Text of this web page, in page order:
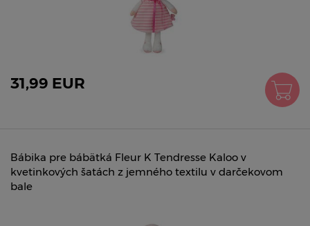
31,99 EUR
Bábika pre bábätká Fleur K Tendresse Kaloo v
kvetinkových šatách z jemného textilu v darčekovom
bale